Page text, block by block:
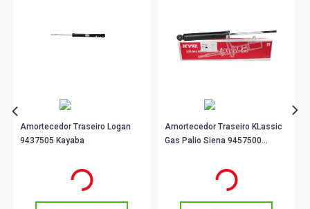
Amortecedor Traseiro Logan
9437505 Kayaba
em até 6x de
Amortecedor Traseiro KLassic
Gas Palio Siena 9457500
em até 5x de